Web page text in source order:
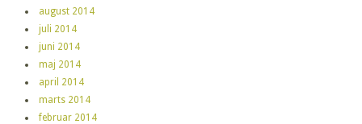
august 2014
juli 2014
juni 2014
maj 2014
april 2014
marts 2014
februar 2014